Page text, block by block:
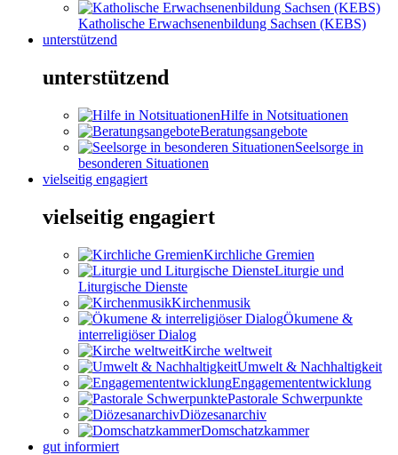
Katholische Erwachsenenbildung Sachsen (KEBS)
unterstützend
unterstützend
Hilfe in Notsituationen
Beratungsangebote
Seelsorge in
besonderen Situationen
vielseitig engagiert
vielseitig engagiert
Kirchliche Gremien
Liturgie und
Liturgische Dienste
Kirchenmusik
Ökumene &
interreligiöser Dialog
Kirche weltweit
Umwelt & Nachhaltigkeit
Engagemententwicklung
Pastorale Schwerpunkte
Diözesanarchiv
Domschatzkammer
gut informiert